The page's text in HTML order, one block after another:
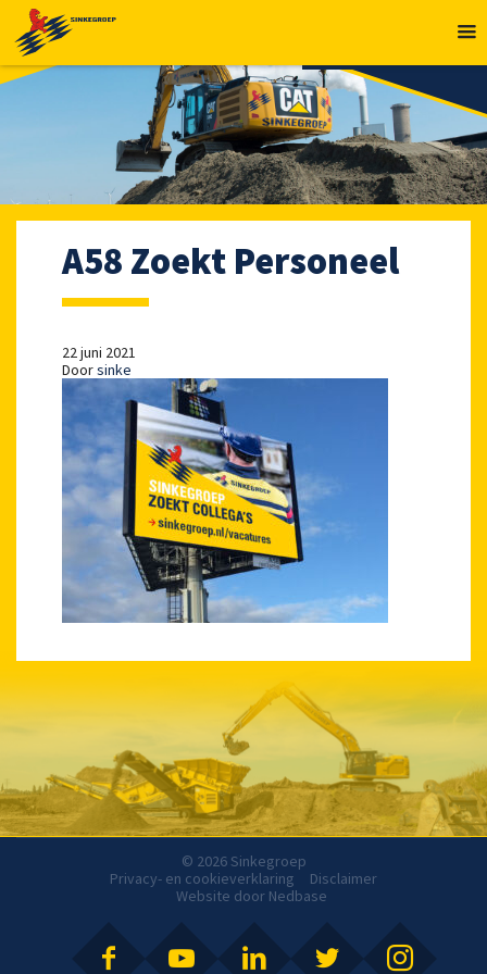
A58 Zoekt Personeel
22 juni 2021
Doorsinke
© 2026 Sinkegroep
Privacy- en cookieverklaring
Disclaimer
Website door Nedbase